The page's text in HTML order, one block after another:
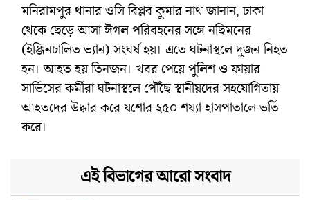
মনিরামপুর থানার ওসি বিপ্লব কুমার নাথ জানান, ঢাকা
থেকে ছেড়ে আসা ঈগল পরিবহনের সঙ্গে নছিমনের
(ইঞ্জিনচালিত ভ্যান) সংঘর্ষ হয়। এতে ঘটনাস্থলে দুজন নিহত
হন। আহত হয় তিনজন। খবর পেয়ে পুলিশ ও ফায়ার
সার্ভিসের কর্মীরা ঘটনাস্থলে পৌঁছে স্থানীয়দের সহযোগিতায়
আহতদের উদ্ধার করে যশোর ২৫০ শয্যা হাসপাতালে ভর্তি
করে।
এই বিভাগের আরো সংবাদ